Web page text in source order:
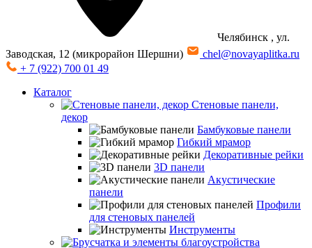
Челябинск , ул.
Заводская, 12 (микрорайон Шершни)
chel@novayaplitka.ru
+ 7 (922) 700 01 49
Каталог
Стеновые панели,
декор
Бамбуковые панели
Гибкий мрамор
Декоративные рейки
3D панели
Акустические
панели
Профили
для стеновых панелей
Инструменты